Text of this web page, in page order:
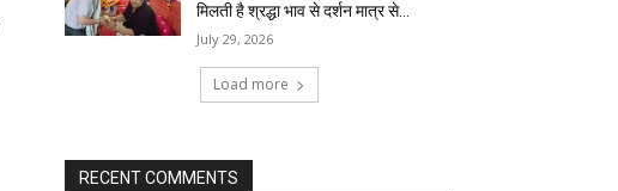
मिलती है श्रद्धा भाव से दर्शन मात्र से...
July 29, 2026
Load more
RECENT COMMENTS